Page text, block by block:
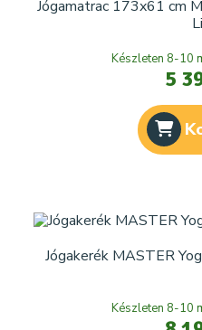
Jógamatrac 173x61 cm
Készleten 8-10
5
Jógakerék MASTER
Készleten 8-10